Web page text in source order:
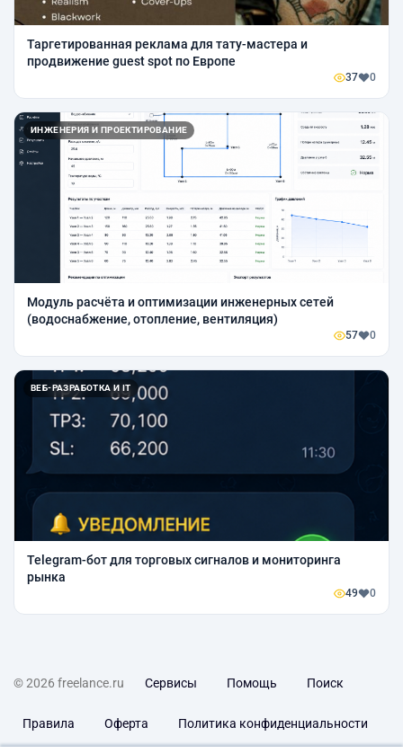
Таргетированная реклама для тату-мастера и
продвижение guest spot по Европе
37 0
ИНЖЕНЕРИЯ И ПРОЕКТИРОВАНИЕ
Модуль расчёта и оптимизации инженерных сетей
(водоснабжение, отопление, вентиляция)
57 0
ВЕБ-РАЗРАБОТКА И IT
Telegram-бот для торговых сигналов и мониторинга
рынка
49 0
© 2026 freelance.ru Сервисы Помощь Поиск
Правила Оферта Политика конфиденциальности